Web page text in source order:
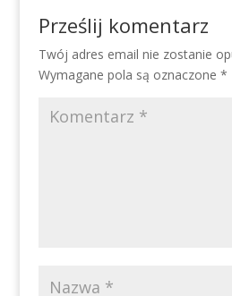
Prześlij komentarz
Twój adres email nie zostanie
Wymagane pola są oznaczone *